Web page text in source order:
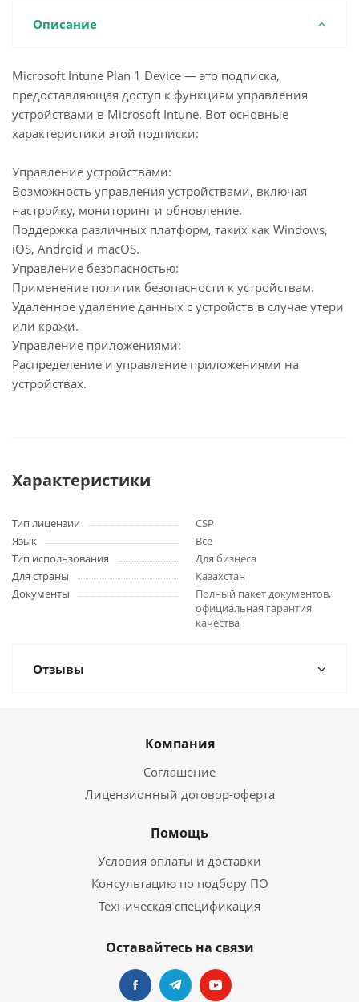
Описание
Microsoft Intune Plan 1 Device — это подписка,
предоставляющая доступ к функциям управления
устройствами в Microsoft Intune. Вот основные
характеристики этой подписки:
Управление устройствами:
Возможность управления устройствами, включая
настройку, мониторинг и обновление.
Поддержка различных платформ, таких как Windows,
iOS, Android и macOS.
Управление безопасностью:
Применение политик безопасности к устройствам.
Удаленное удаление данных с устройств в случае утери
или кражи.
Управление приложениями:
Распределение и управление приложениями на
устройствах.
Характеристики
Тип лицензии
CSP
Язык
Все
Тип использования
Для бизнеса
Для страны
Казахстан
Документы
Полный пакет документов,
официальная гарантия
качества
Отзывы
Компания
Соглашение
Лицензионный договор-оферта
Помощь
Условия оплаты и доставки
Консультацию по подбору ПО
Техническая спецификация
Оставайтесь на связи